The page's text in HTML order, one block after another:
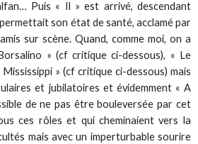
Puis « Il » est arrivé, descendant
son état de santé, acclamé par
sur scène. Quand, comme moi, on a
» (cf critique ci-dessous), « Le
Mississippi » (cf critique ci-dessous) mais
et jubilatoires et évidemment « A
de ne pas être bouleversée par cet
ces rôles et qui cheminaient vers la
mais avec un imperturbable sourire